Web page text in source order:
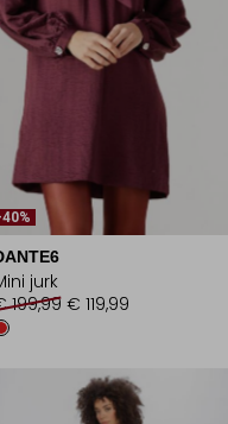
jurk
199,99€ 119,99